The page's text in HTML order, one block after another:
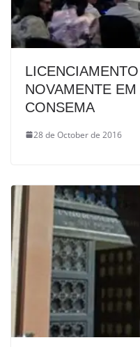
NOVAMENTE
CONSEMA
28 de October de 2016